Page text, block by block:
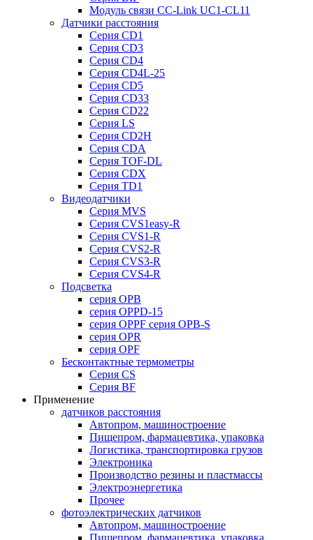
Модуль связи CC-Link UC1-CL11
Датчики расстояния
Серия CD1
Серия CD3
Серия CD4
Серия CD4L-25
Серия CD5
Серия CD33
Серия CD22
Серия LS
Серия CD2H
Серия CDA
Серия TOF-DL
Серия CDX
Серия TD1
Видеодатчики
Серия MVS
Серия CVS1easy-R
Серия CVS1-R
Серия CVS2-R
Серия CVS3-R
Серия CVS4-R
Подсветка
серия OPB
серия OPPD-15
серия OPPF серия OPB-S
серия OPR
серия OPF
Бесконтактные термометры
Серия CS
Серия BF
Применение
датчиков расстояния
Автопром, машиностроение
Пищепром, фармацевтика, упаковка
Логистика, транспортировка грузов
Электроника
Производство резины и пластмассы
Электроэнергетика
Прочее
фотоэлектрических датчиков
Автопром, машиностроение
Пищепром, фармацевтика, упаковка